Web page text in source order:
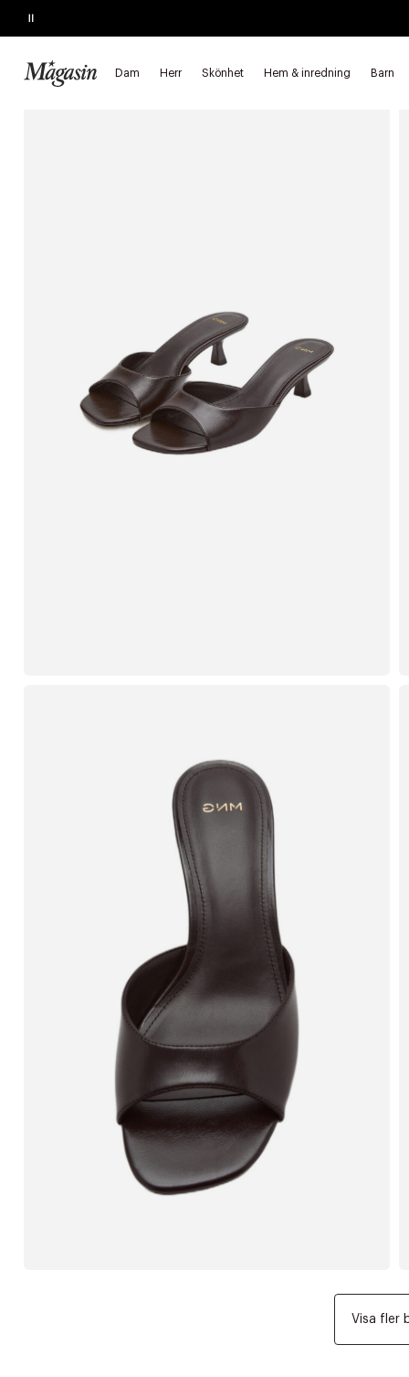
Pause
Dam Herr Skönhet Hem & inredning Barn
REAN SLUTAR SNART
Startsida Dam Skor Mules
Visa fler